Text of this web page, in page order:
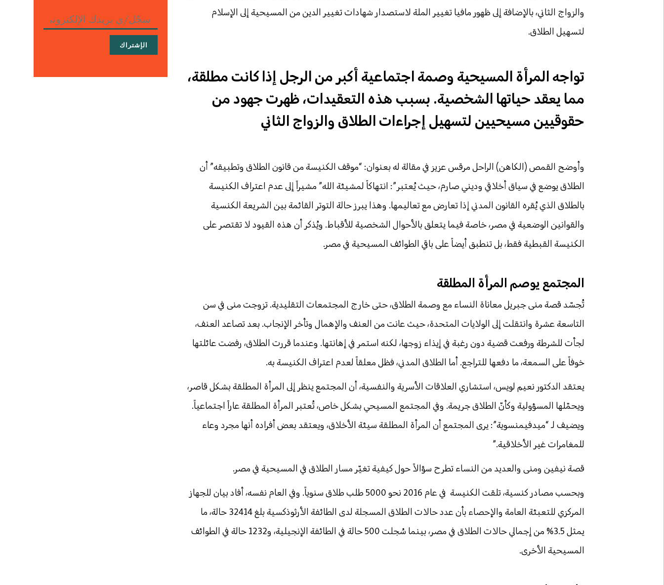
والزواج الثاني، بالإضافة إلى ظهور مافيا تغيير الملة لاستصدار شهادات تغيير الدين من المسيحية إلى الإسلام
لتسهيل الطلاق.
تواجه المرأة المسيحية وصمة اجتماعية أكبر من الرجل إذا كانت مطلقة،
مما يعقد حياتها الشخصية. بسبب هذه التعقيدات، ظهرت جهود من
حقوقيين مسيحيين لتسهيل إجراءات الطلاق والزواج الثاني
وأوضح القمص (الكاهن) الراحل مرقس عزيز في مقالة له بعنوان: “موقف الكنيسة من قانون الطلاق وتطبيقه”أن
الطلاق يوضع في سياق أخلاقي وديني صارم، حيث يُعتبر”: انتهاكاً لمشيئة الله” مشيراً إلى عدم اعتراف الكنيسة
بالطلاق الذي يُقره القانون المدني إذا تعارض مع تعاليمها. وهذا يبرز حالة التوتر القائمة بين الشريعة الكنسية
والقوانين الوضعية في مصر، خاصة فيما يتعلق بالأحوال الشخصية للأقباط. ويُذكر أن هذه القيود لا تقتصر على
الكنيسة القبطية فقط، بل تنطبق أيضاً على باقي الطوائف المسيحية في مصر.
المجتمع يوصم المرأة المطلقة
تُجسّد قصة منى جبريل معاناة النساء مع وصمة الطلاق، حتى خارج المجتمعات التقليدية. تزوجت منى في سن
التاسعة عشرة وانتقلت إلى الولايات المتحدة، حيث عانت من العنف والإهمال وتأخر الإنجاب. بعد تصاعد العنف،
لجأت للشرطة ورفعت قضية دون رغبة في إيذاء زوجها، لكنه استمر في إهانتها. وعندما قررت الطلاق، رفضت عائلتها
خوفاً على السمعة، ما دفعها للتراجع. أما الطلاق المدني، فظل معلقاً لعدم اعتراف الكنيسة به.
يعتقد الدكتور نعيم لويس، استشاري العلاقات الأسرية والنفسية، أن المجتمع ينظر إلى المرأة المطلقة بشكل قاصر،
ويحمّلها المسؤولية وكأنّ الطلاق جريمة. وفي المجتمع المسيحي بشكل خاص، تُعتبر المرأة المطلقة عاراً اجتماعياً.
ويضيف لـ “ميدفيمنسوية”: يرى المجتمع أن المرأة المطلقة سيئة الأخلاق، ويعتقد بعض أفراده أنها مجرد وعاء
للمغامرات غير الأخلاقية.”
قصة نيفين ومنى والعديد من النساء تطرح سؤالاً حول كيفية تغيّر مسار الطلاق في المسيحية في مصر.
وبحسب مصادر كنسية، تلقت الكنيسة في عام 2016 نحو 5000 طلب طلاق سنوياً. وفي العام نفسه، أفاد بيان للجهاز
المركزي للتعبئة العامة والإحصاء بأن عدد حالات الطلاق المسجلة لدى الطائفة الأرثوذكسية بلغ 32414 حالة، ما
يمثل 3.5% من إجمالي حالات الطلاق في مصر، بينما سُجلت 500 حالة في الطائفة الإنجيلية، و1232 حالة في الطوائف
المسيحية الأخرى.